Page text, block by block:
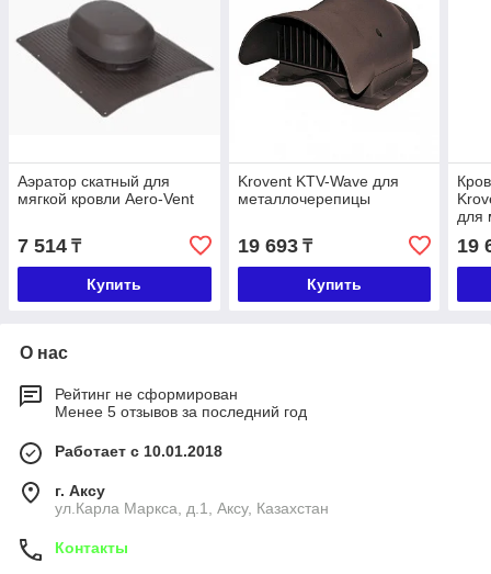
Аэратор скатный для
мягкой кровли Aero-Vent
7 514 ₸
Купить
Krovent KTV-Wave для
металлочерепицы
19 693₸
Купить
для
19
О нас
Рейтинг не сформирован
Менее 5 отзывов за последний год
Работает с 10.01.2018
г. Аксу
ул.Карла Маркса, д.1, Аксу, Казахстан
Контакты